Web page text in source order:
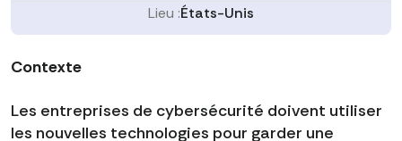
Lieu :États-Unis
Contexte
Les entreprises de cybersécurité doivent utiliser
les nouvelles technologies pour garder une